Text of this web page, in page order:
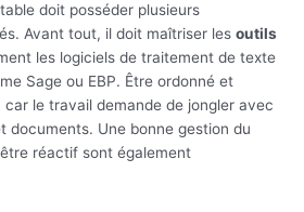
doit posséder plusieurs
Avant tout, il doit maîtriser les outils
les logiciels de traitement de texte
Sage ou EBP. Être ordonné et
car le travail demande de jongler avec
documents. Une bonne gestion du
réactif sont également